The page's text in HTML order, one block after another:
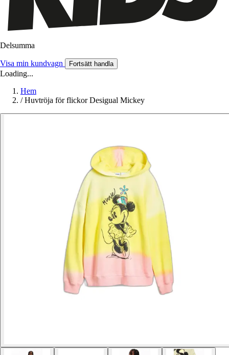
Delsumma
Visa min kundvagn Fortsätt handla
Loading...
Hem
/ Huvtröja för flickor Desigual Mickey